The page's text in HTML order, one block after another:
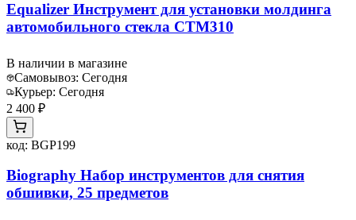
Equalizer Инструмент для установки молдинга
автомобильного стекла CTM310
В наличии в магазине
Самовывоз: Сегодня
Курьер: Сегодня
2 400 ₽
код: BGP199
Biography Набор инструментов для снятия
обшивки, 25 предметов